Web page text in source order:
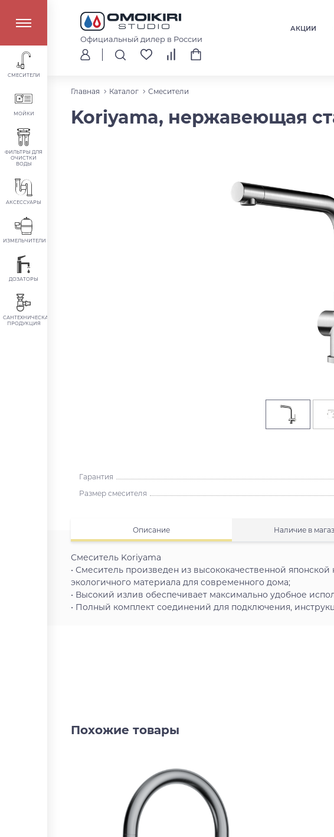
Официальный дилер в России
АКЦИИ
СМЕСИТЕЛИ
МОЙКИ
ФИЛЬТРЫ ДЛЯ
ОЧИСТКИ
ВОДЫ
АКСЕССУАРЫ
ИЗМЕЛЬЧИТЕЛИ
ДОЗАТОРЫ
САНТЕХНИЧЕСКАЯ
ПРОДУКЦИЯ
Главная Каталог Смесители
Koriyama, нержавеющая
Гарантия
Размер смесителя
Описание Наличие в
Смеситель Koriyama
• Смеситель произведен из высококачественной
экологичного материала для современного дома;
• Высокий излив обеспечивает максимально удобное
• Полный комплект соединений для подключения,
Похожие товары